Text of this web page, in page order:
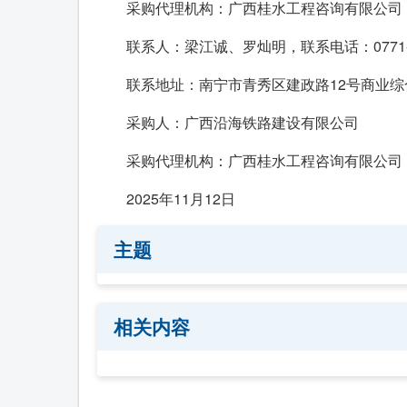
采购代理机构：广西桂水工程咨询有限公司
联系人：梁江诚、罗灿明，联系电话：
联系地址：南宁市青秀区建政路12号商业
采购人：广西沿海铁路建设有限公司
采购代理机构：广西桂水工程咨询有限公司
2025年11月12日
主题
相关内容